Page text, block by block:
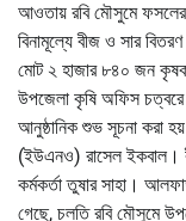
আওতায় রবি মৌসুমে ফসলের
বিনামূল্যে বীজ ও সার
মোট ২ হাজার ৮৪০ জন
উপজেলা কৃষি অফিস চত্বরে
আনুষ্ঠানিক শুভ সূচনা করা
(ইউএনও) রাসেল ইকবাল।
কর্মকর্তা তুষার সাহা।
গেছে, চলতি রবি মৌসুমে